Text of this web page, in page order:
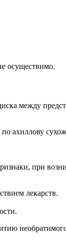
осуществимо.
между
ахиллову
при
лекарств.